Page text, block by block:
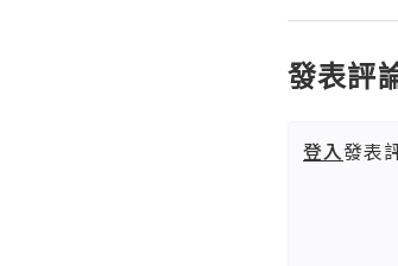
發表評
登入發表